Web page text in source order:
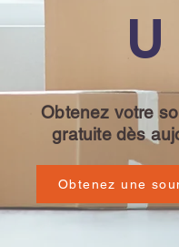
U
Obtenez votre
gratuite dès
Obtenez une